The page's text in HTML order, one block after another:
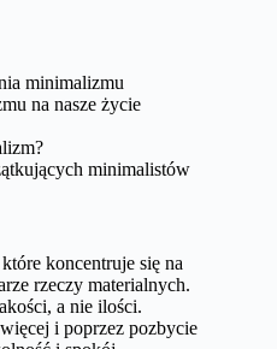
minimalizmu
na nasze życie
minimalistów
koncentruje się na
rzeczy materialnych.
a nie ilości.
i poprzez pozbycie